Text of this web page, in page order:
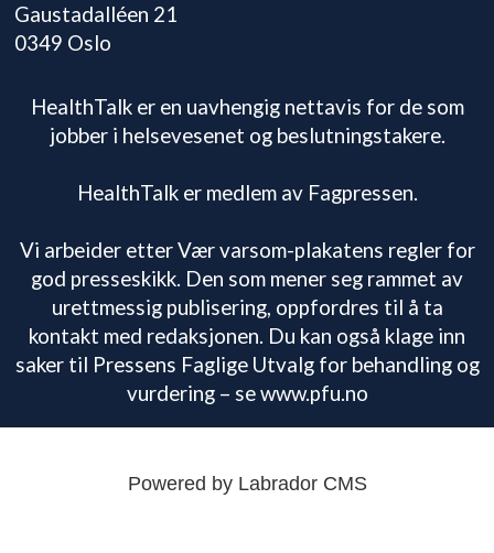
Gaustadalléen 21
0349 Oslo
HealthTalk er en uavhengig nettavis for de som
jobber i helsevesenet og beslutningstakere.
HealthTalk er medlem av Fagpressen.
Vi arbeider etter Vær varsom-plakatens regler for
god presseskikk. Den som mener seg rammet av
urettmessig publisering, oppfordres til å ta
kontakt med redaksjonen. Du kan også klage inn
saker til Pressens Faglige Utvalg for behandling og
vurdering – se www.pfu.no
Powered by Labrador CMS